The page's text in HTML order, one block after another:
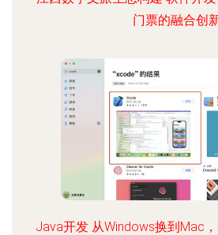
门票的融合创
Java开发 从Windows换到Mac